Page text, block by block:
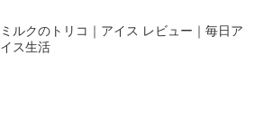
ミルクのトリコ｜アイス レビュー｜毎日ア
イス生活